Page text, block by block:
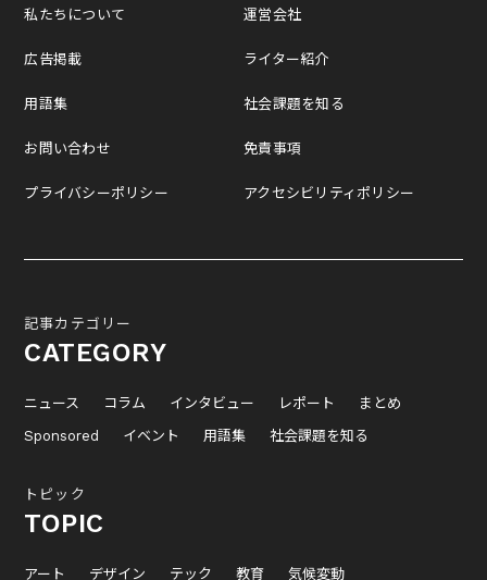
私たちについて
広告掲載
用語集
お問い合わせ
プライバシーポリシー
運営会社
ライター紹介
社会課題を知る
免責事項
アクセシビリティポリシー
記事カテゴリー
CATEGORY
ニュース コラム インタビュー レポート
まとめ
Sponsored
イベント 用語集 社会課題を知る
トピック
TOPIC
アート デザイン テック 教育 気候変動